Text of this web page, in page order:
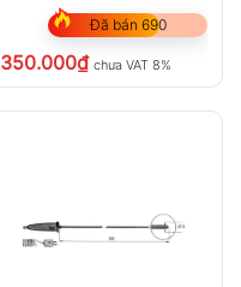
Đã bán 690
350.000₫ chưa VAT 8%